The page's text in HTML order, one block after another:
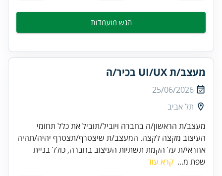
הגש מועמדות
מעצב/ת UI/UX בכיר/ה
25/06/2026
תל אביב
מעצב/ת הראשון/ה בחברה ויוביל/תוביל את כלל תחומי
העיצוב מקצה לקצה. המעצב/ת שיצטרף/תצטרף יהיה/תהיה
אחראי/ת על הקמת תשתיות העיצוב בחברה, כולל בניית
שפת מ... קרא עוד